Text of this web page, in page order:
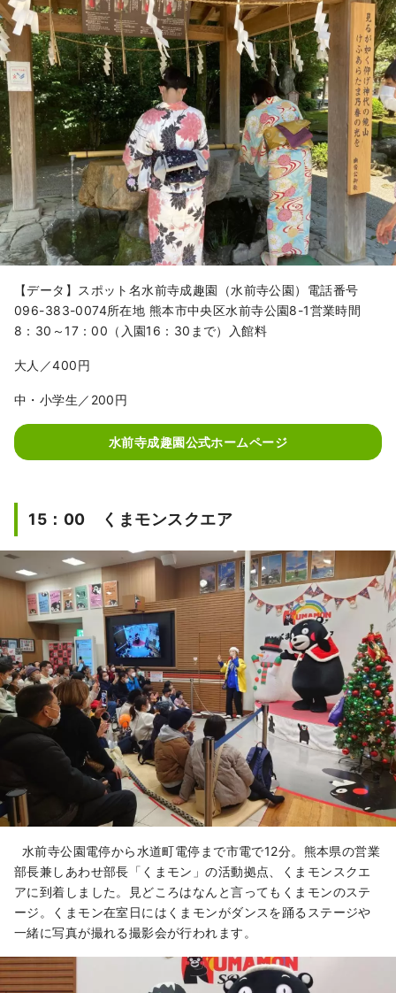
【データ】スポット名水前寺成趣園（水前寺公園）電話番号
096-383-0074所在地 熊本市中央区水前寺公園8-1営業時間
8：30～17：00（入園16：30まで）入館料
大人／400円
中・小学生／200円
水前寺成趣園公式ホームページ
15：00 くまモンスクエア
水前寺公園電停から水道町電停まで市電で12分。熊本県の営業
部長兼しあわせ部長「くまモン」の活動拠点、くまモンスクエ
アに到着しました。見どころはなんと言ってもくまモンのステ
ージ。くまモン在室日にはくまモンがダンスを踊るステージや
一緒に写真が撮れる撮影会が行われます。